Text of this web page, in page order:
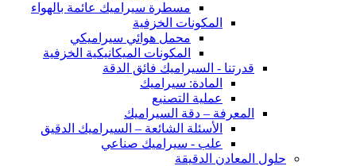
مسطرة سيراميك عائمة بالهواء
المكونات الخزفية
محمل هوائي سيراميكي
المكونات الميكانيكية الخزفية
قدرتنا - السيراميك فائق الدقة
المادة: سيراميك
عملية التصنيع
المعرفة – دقة السيراميك
الأسئلة الشائعة – السيراميك الدقيق
علب - سيراميك صناعي
حلول المعادن الدقيقة